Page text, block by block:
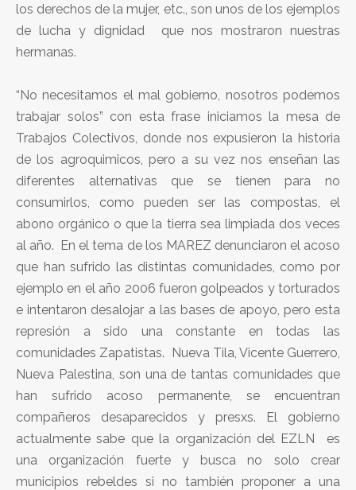
los derechos de la mujer, etc., son unos de los ejemplos
de lucha y dignidad que nos mostraron nuestras
hermanas.
“No necesitamos el mal gobierno, nosotros podemos
trabajar solos” con esta frase iniciamos la mesa de
Trabajos Colectivos, donde nos expusieron la historia
de los agroquimicos, pero a su vez nos enseñan las
diferentes alternativas que se tienen para no
consumirlos, como pueden ser las compostas, el
abono orgánico o que la tierra sea limpiada dos veces
al año. En el tema de los MAREZ denunciaron el acoso
que han sufrido las distintas comunidades, como por
ejemplo en el año 2006 fueron golpeados y torturados
e intentaron desalojar a las bases de apoyo, pero esta
represión a sido una constante en todas las
comunidades Zapatistas. Nueva Tila, Vicente Guerrero,
Nueva Palestina, son una de tantas comunidades que
han sufrido acoso permanente, se encuentran
compañeros desaparecidos y presxs. El gobierno
actualmente sabe que la organización del EZLN es
una organización fuerte y busca no solo crear
municipios rebeldes si no también proponer a una